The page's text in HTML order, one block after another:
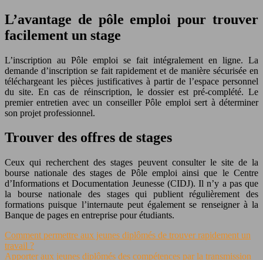
L’avantage de pôle emploi pour trouver
facilement un stage
L’inscription au Pôle emploi se fait intégralement en ligne. La
demande d’inscription se fait rapidement et de manière sécurisée en
téléchargeant les pièces justificatives à partir de l’espace personnel
du site. En cas de réinscription, le dossier est pré-complété. Le
premier entretien avec un conseiller Pôle emploi sert à déterminer
son projet professionnel.
Trouver des offres de stages
Ceux qui recherchent des stages peuvent consulter le site de la
bourse nationale des stages de Pôle emploi ainsi que le Centre
d’Informations et Documentation Jeunesse (CIDJ). Il n’y a pas que
la bourse nationale des stages qui publient régulièrement des
formations puisque l’internaute peut également se renseigner à la
Banque de pages en entreprise pour étudiants.
Comment permettre aux jeunes diplômés de trouver rapidement un
travail ?
Apporter aux jeunes diplômés des compétences par la transmission